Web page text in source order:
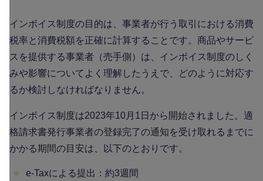
インボイス制度の目的は、事業者が行う取引における消費
税率と消費税額を正確に計算することです。商品やサービ
スを提供する事業者（売手側）は、インボイス制度のしく
みや影響についてよく理解したうえで、どのように対応す
るか検討しなければなりません。
インボイス制度は2023年10月1日から開始されました。適
格請求書発行事業者の登録完了の通知を受け取れるまでに
かかる期間の目安は、以下のとおりです。
e-Taxによる提出：約3週間